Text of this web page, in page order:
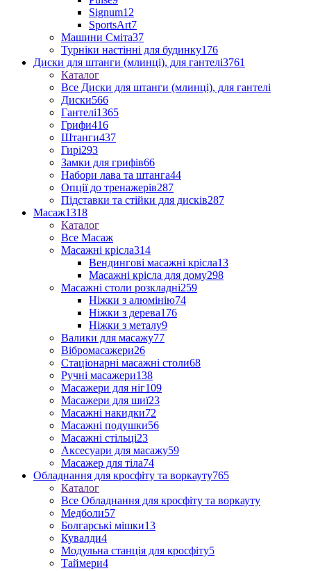
Signum12
SportsArt7
Машини Сміта37
Турніки настінні для будинку176
Диски для штанги (млинці), для гантелі3761
Каталог
Все Диски для штанги (млинці), для гантелі
Диски566
Гантелі1365
Грифи416
Штанги437
Гирі293
Замки для грифів66
Набори лава та штанга44
Опції до тренажерів287
Підставки та стійки для дисків287
Масаж1318
Каталог
Все Масаж
Масажні крісла314
Вендингові масажні крісла13
Масажні крісла для дому298
Масажні столи розкладні259
Ніжки з алюмінію74
Ніжки з дерева176
Ніжки з металу9
Валики для масажу77
Вібромасажери26
Стаціонарні масажні столи68
Ручні масажери138
Масажери для ніг109
Масажери для шиї23
Масажні накидки72
Масажні подушки56
Масажні стільці23
Аксесуари для масажу59
Масажер для тіла74
Обладнання для кросфіту та воркауту765
Каталог
Все Обладнання для кросфіту та воркауту
Медболи57
Болгарські мішки13
Кувалди4
Модульна станція для кросфіту5
Таймери4